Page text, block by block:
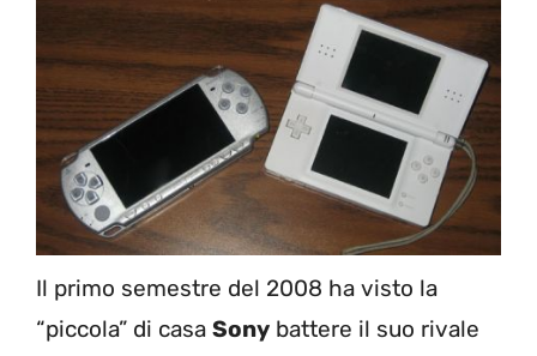
Il primo semestre del 2008 ha visto la
“piccola” di casa Sony battere il suo rivale